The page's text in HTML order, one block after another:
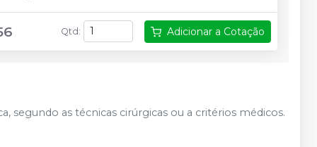
Qtd : Adicionar a Cotação
as técnicas cirúrgicas ou a critérios médicos.